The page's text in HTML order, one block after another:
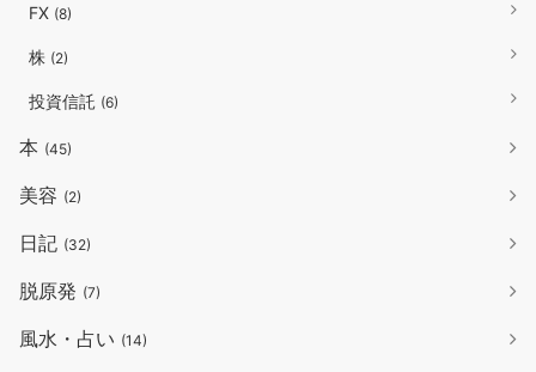
FX (8)
株 (2)
投資信託 (6)
本 (45)
美容 (2)
日記 (32)
脱原発 (7)
風水・占い (14)